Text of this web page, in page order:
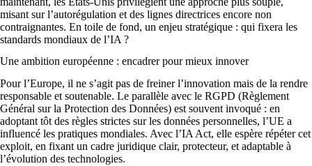
misant sur l’autorégulation et des lignes directrices encore non
contraignantes. En toile de fond, un enjeu stratégique : qui fixera les
standards mondiaux de l’IA ?
Une ambition européenne : encadrer pour mieux innover
Pour l’Europe, il ne s’agit pas de freiner l’innovation mais de la rendre
responsable et soutenable. Le parallèle avec le RGPD (Règlement
Général sur la Protection des Données) est souvent invoqué : en
adoptant tôt des règles strictes sur les données personnelles, l’UE a
influencé les pratiques mondiales. Avec l’IA Act, elle espère répéter cet
exploit, en fixant un cadre juridique clair, protecteur, et adaptable à
l’évolution des technologies.